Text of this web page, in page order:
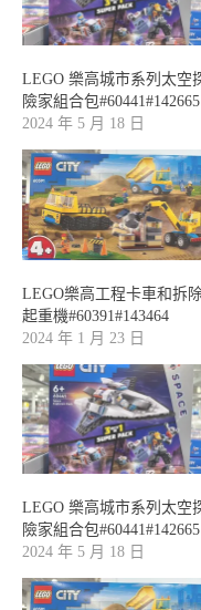
LEGO 樂高城市系列太空
險家組合包#60441#142665
2024 年 5 月 18 日
LEGO樂高工程卡車和拆
起重機#60391#143464
2024 年 1 月 23 日
LEGO 樂高城市系列太空
險家組合包#60441#142665
2024 年 5 月 18 日